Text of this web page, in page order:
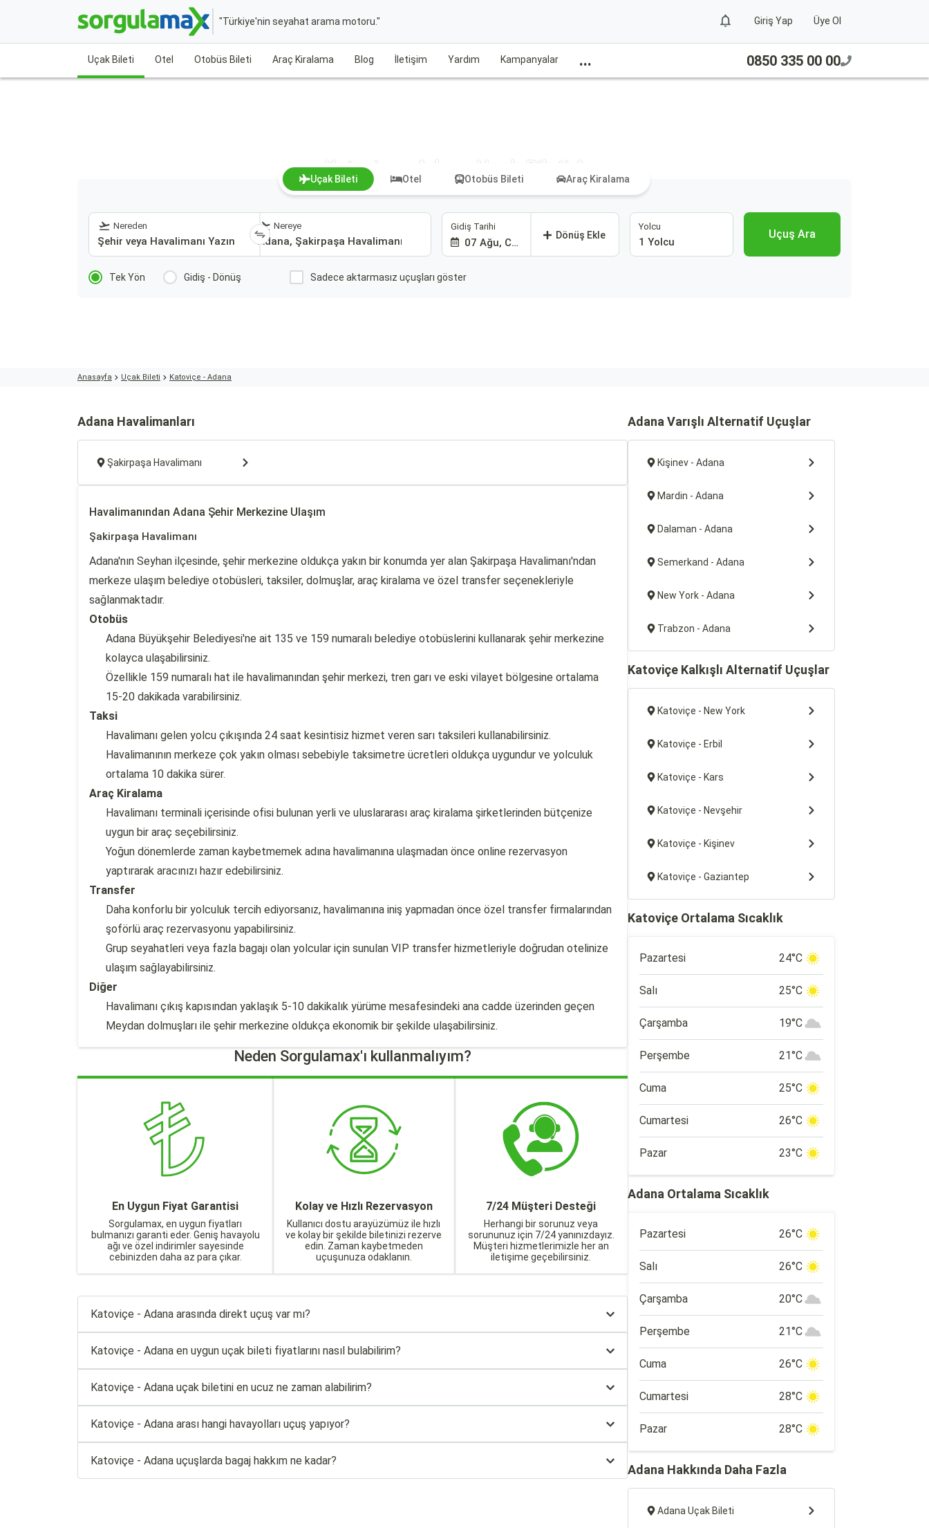
"Türkiye'nin seyahat arama motoru." Giriş Yap Üye Ol
Uçak Bileti Otel Otobüs Bileti Araç Kiralama Blog İletişim Yardım Kampanyalar ... 0850 335 00 00
Katoviçe - Adana Uçak Bileti Ara
Uçak Bileti Otel Otobüs Bileti Araç Kiralama
Nereden Nereye Gidiş Tarihi
07 Ağu, Cum
Dönüş Ekle
Yolcu
1 Yolcu
Uçuş Ara
Tek Yön Gidiş - Dönüş Sadece aktarmasız uçuşları göster
Anasayfa Uçak Bileti Katoviçe - Adana
Adana Havalimanları
Şakirpaşa Havalimanı
Havalimanından Adana Şehir Merkezine Ulaşım
Şakirpaşa Havalimanı
Adana'nın Seyhan ilçesinde, şehir merkezine oldukça yakın bir konumda yer alan Şakirpaşa Havalimanı'ndan
merkeze ulaşım belediye otobüsleri, taksiler, dolmuşlar, araç kiralama ve özel transfer seçenekleriyle
sağlanmaktadır.
Otobüs
Adana Büyükşehir Belediyesi'ne ait 135 ve 159 numaralı belediye otobüslerini kullanarak şehir merkezine
kolayca ulaşabilirsiniz.
Özellikle 159 numaralı hat ile havalimanından şehir merkezi, tren garı ve eski vilayet bölgesine ortalama
15-20 dakikada varabilirsiniz.
Taksi
Havalimanı gelen yolcu çıkışında 24 saat kesintisiz hizmet veren sarı taksileri kullanabilirsiniz.
Havalimanının merkeze çok yakın olması sebebiyle taksimetre ücretleri oldukça uygundur ve yolculuk
ortalama 10 dakika sürer.
Araç Kiralama
Havalimanı terminali içerisinde ofisi bulunan yerli ve uluslararası araç kiralama şirketlerinden bütçenize
uygun bir araç seçebilirsiniz.
Yoğun dönemlerde zaman kaybetmemek adına havalimanına ulaşmadan önce online rezervasyon
yaptırarak aracınızı hazır edebilirsiniz.
Transfer
Daha konforlu bir yolculuk tercih ediyorsanız, havalimanına iniş yapmadan önce özel transfer firmalarından
şoförlü araç rezervasyonu yapabilirsiniz.
Grup seyahatleri veya fazla bagajı olan yolcular için sunulan VIP transfer hizmetleriyle doğrudan otelinize
ulaşım sağlayabilirsiniz.
Diğer
Havalimanı çıkış kapısından yaklaşık 5-10 dakikalık yürüme mesafesindeki ana cadde üzerinden geçen
Meydan dolmuşları ile şehir merkezine oldukça ekonomik bir şekilde ulaşabilirsiniz.
Neden Sorgulamax'ı kullanmalıyım?
En Uygun Fiyat Garantisi
Sorgulamax, en uygun fiyatları
bulmanızı garanti eder. Geniş havayolu
ağı ve özel indirimler sayesinde
cebinizden daha az para çıkar.
Kolay ve Hızlı Rezervasyon
Kullanıcı dostu arayüzümüz ile hızlı
ve kolay bir şekilde biletinizi rezerve
edin. Zaman kaybetmeden
uçuşunuza odaklanın.
7/24 Müşteri Desteği
Herhangi bir sorunuz veya
sorununuz için 7/24 yanınızdayız.
Müşteri hizmetlerimizle her an
iletişime geçebilirsiniz.
Katoviçe - Adana arasında direkt uçuş var mı?
Katoviçe - Adana en uygun uçak bileti fiyatlarını nasıl bulabilirim?
Katoviçe - Adana uçak biletini en ucuz ne zaman alabilirim?
Katoviçe - Adana arası hangi havayolları uçuş yapıyor?
Katoviçe - Adana uçuşlarda bagaj hakkım ne kadar?
Adana Varışlı Alternatif Uçuşlar
Kişinev - Adana
Mardin - Adana
Dalaman - Adana
Semerkand - Adana
New York - Adana
Trabzon - Adana
Katoviçe Kalkışlı Alternatif Uçuşlar
Katoviçe - New York
Katoviçe - Erbil
Katoviçe - Kars
Katoviçe - Nevşehir
Katoviçe - Kişinev
Katoviçe - Gaziantep
Katoviçe Ortalama Sıcaklık
Pazartesi 24°C
Salı 25°C
Çarşamba 19°C
Perşembe 21°C
Cuma 25°C
Cumartesi 26°C
Pazar 23°C
Adana Ortalama Sıcaklık
Pazartesi 26°C
Salı 26°C
Çarşamba 20°C
Perşembe 21°C
Cuma 26°C
Cumartesi 28°C
Pazar 28°C
Adana Hakkında Daha Fazla
Adana Uçak Bileti